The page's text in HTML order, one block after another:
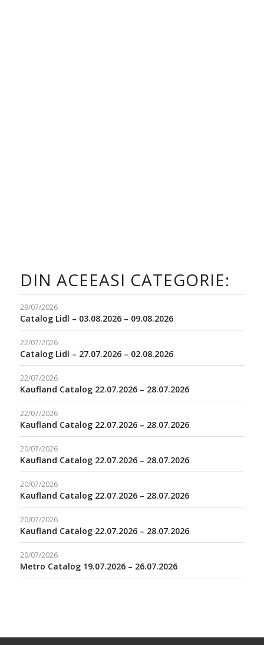
DIN ACEEASI CATEGORIE:
29/07/2026
Catalog Lidl – 03.08.2026 – 09.08.2026
22/07/2026
Catalog Lidl – 27.07.2026 – 02.08.2026
22/07/2026
Kaufland Catalog 22.07.2026 – 28.07.2026
22/07/2026
Kaufland Catalog 22.07.2026 – 28.07.2026
20/07/2026
Kaufland Catalog 22.07.2026 – 28.07.2026
20/07/2026
Kaufland Catalog 22.07.2026 – 28.07.2026
20/07/2026
Kaufland Catalog 22.07.2026 – 28.07.2026
20/07/2026
Metro Catalog 19.07.2026 – 26.07.2026